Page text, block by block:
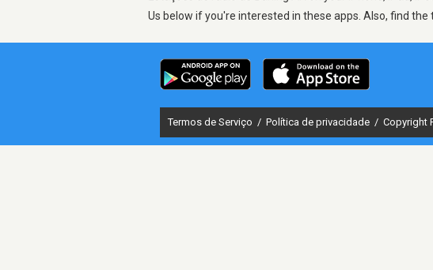
Us below if you're interested in these apps. Also, find
Termos de Serviço / Política de privacidade / Copyright